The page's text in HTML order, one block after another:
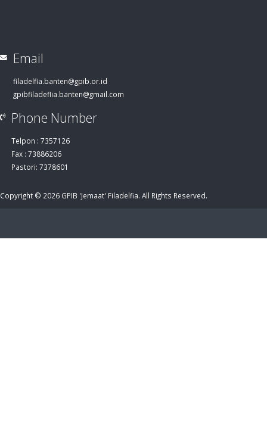
Email
filadelfia.banten@gpib.or.id
gpibfiladeflia.banten@gmail.com
Phone Number
Telpon : 7357126
Fax : 73886206
Pastori: 7378601
Copyright © 2026 GPIB 'Jemaat' Filadelfia. All Rights Reserved.